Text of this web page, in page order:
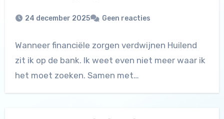
24 december 2025 Geen reacties
Wanneer financiële zorgen verdwijnen Huilend
zit ik op de bank. Ik weet even niet meer waar ik
het moet zoeken. Samen met…